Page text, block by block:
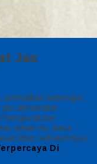
Jas
perhatikan beberapa
jas almamater
selain itu, baca
klien sebelumnya,
Di